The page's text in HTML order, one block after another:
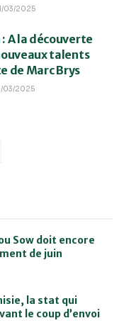
03/2025
A la découverte
talents
de Marc Brys
03/2025
Sow doit encore
de juin
la stat qui
le coup d’envoi